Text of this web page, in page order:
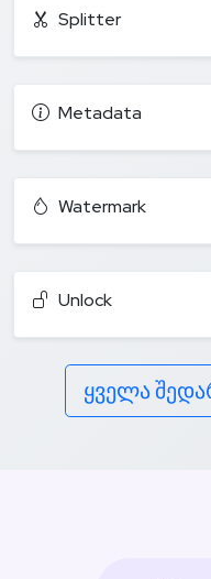
Splitter
Metadata
Watermark
Unlock
ყველა